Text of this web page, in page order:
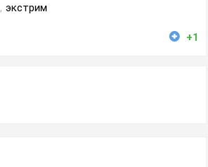
, экстрим
+1